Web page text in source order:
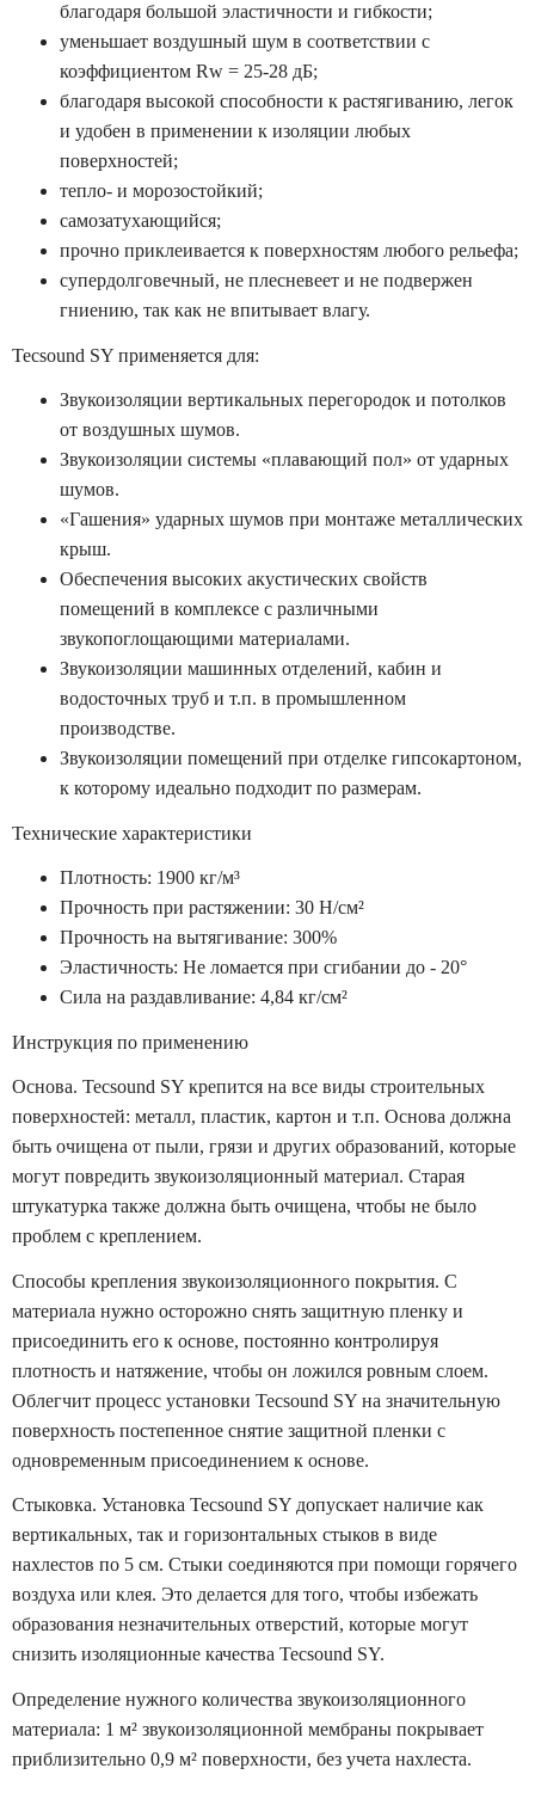
благодаря большой эластичности и гибкости;
уменьшает воздушный шум в соответствии с
коэффициентом Rw = 25-28 дБ;
благодаря высокой способности к растягиванию, легок
и удобен в применении к изоляции любых
поверхностей;
тепло- и морозостойкий;
самозатухающийся;
прочно приклеивается к поверхностям любого рельефа;
супердолговечный, не плесневеет и не подвержен
гниению, так как не впитывает влагу.
Tecsound SY применяется для:
Звукоизоляции вертикальных перегородок и потолков
от воздушных шумов.
Звукоизоляции системы «плавающий пол» от ударных
шумов.
«Гашения» ударных шумов при монтаже металлических
крыш.
Обеспечения высоких акустических свойств
помещений в комплексе с различными
звукопоглощающими материалами.
Звукоизоляции машинных отделений, кабин и
водосточных труб и т.п. в промышленном
производстве.
Звукоизоляции помещений при отделке гипсокартоном,
к которому идеально подходит по размерам.
Технические характеристики
Плотность: 1900 кг/м³
Прочность при растяжении: 30 Н/см²
Прочность на вытягивание: 300%
Эластичность: Не ломается при сгибании до - 20°
Сила на раздавливание: 4,84 кг/см²
Инструкция по применению
Основа. Tecsound SY крепится на все виды строительных
поверхностей: металл, пластик, картон и т.п. Основа должна
быть очищена от пыли, грязи и других образований, которые
могут повредить звукоизоляционный материал. Старая
штукатурка также должна быть очищена, чтобы не было
проблем с креплением.
Способы крепления звукоизоляционного покрытия. С
материала нужно осторожно снять защитную пленку и
присоединить его к основе, постоянно контролируя
плотность и натяжение, чтобы он ложился ровным слоем.
Облегчит процесс установки Tecsound SY на значительную
поверхность постепенное снятие защитной пленки с
одновременным присоединением к основе.
Стыковка. Установка Tecsound SY допускает наличие как
вертикальных, так и горизонтальных стыков в виде
нахлестов по 5 см. Стыки соединяются при помощи горячего
воздуха или клея. Это делается для того, чтобы избежать
образования незначительных отверстий, которые могут
снизить изоляционные качества Tecsound SY.
Определение нужного количества звукоизоляционного
материала: 1 м² звукоизоляционной мембраны покрывает
приблизительно 0,9 м² поверхности, без учета нахлеста.